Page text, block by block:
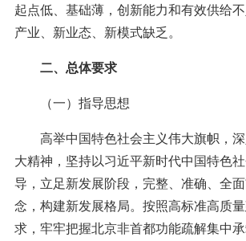
起点低、基础薄，创新能力和有效供给
产业、新业态、新模式缺乏。
二、总体要求
（一）指导思想
高举中国特色社会主义伟大旗帜，深
大精神，坚持以习近平新时代中国特色
导，立足新发展阶段，完整、准确、全
念，构建新发展格局。按照高标准高质
求，牢牢把握北京非首都功能疏解集中承